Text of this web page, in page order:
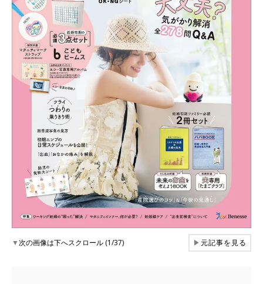
▼次の画像は下へスクロール (1/37) ▶元記事を見る